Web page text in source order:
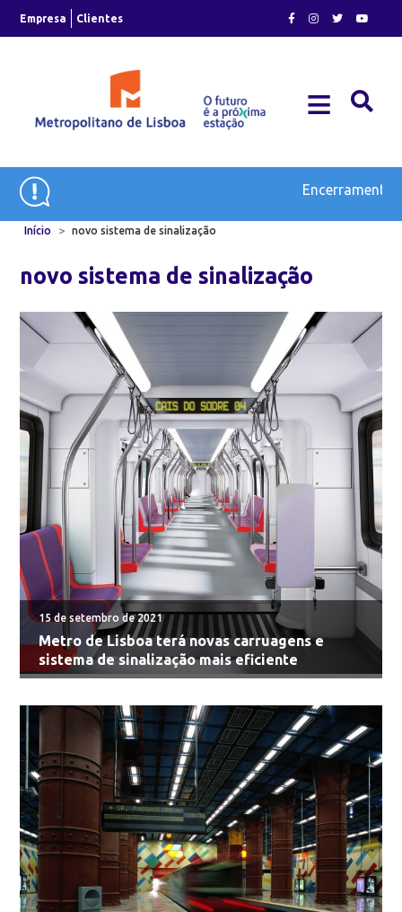
Empresa Clientes
Plano de Expansão e Modernização do Metro
≡
Encerramento
Início > novo sistema de sinalização
novo sistema de sinalização
15 de setembro de 2021
Metro de Lisboa terá novas carruagens e
sistema de sinalização mais eficiente